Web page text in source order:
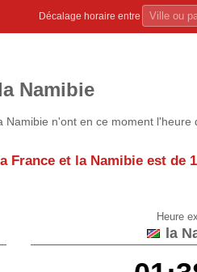
Décalage horaire entre
Namibie
n'ont en ce moment l'heure
France et la Namibie est de
Heure
la